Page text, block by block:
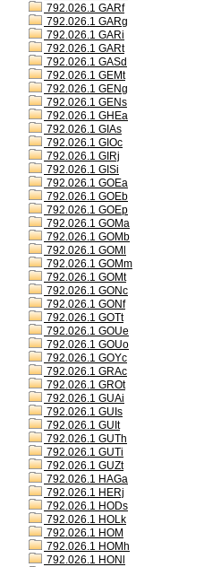
792.026.1 GARf
792.026.1 GARg
792.026.1 GARi
792.026.1 GARt
792.026.1 GASd
792.026.1 GEMt
792.026.1 GENg
792.026.1 GENs
792.026.1 GHEa
792.026.1 GIAs
792.026.1 GIOc
792.026.1 GIRj
792.026.1 GISi
792.026.1 GOEa
792.026.1 GOEb
792.026.1 GOEp
792.026.1 GOMa
792.026.1 GOMb
792.026.1 GOMl
792.026.1 GOMm
792.026.1 GOMt
792.026.1 GONc
792.026.1 GONf
792.026.1 GOTt
792.026.1 GOUe
792.026.1 GOUo
792.026.1 GOYc
792.026.1 GRAc
792.026.1 GROt
792.026.1 GUAi
792.026.1 GUIs
792.026.1 GUIt
792.026.1 GUTh
792.026.1 GUTi
792.026.1 GUZt
792.026.1 HAGa
792.026.1 HERj
792.026.1 HODs
792.026.1 HOLk
792.026.1 HOM
792.026.1 HOMh
792.026.1 HONl